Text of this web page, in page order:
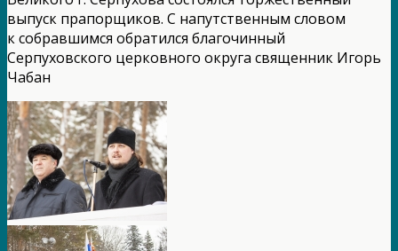
выпуск прапорщиков. С напутственным словом
к собравшимся обратился благочинный
Серпуховского церковного округа священник Игорь
Чабан